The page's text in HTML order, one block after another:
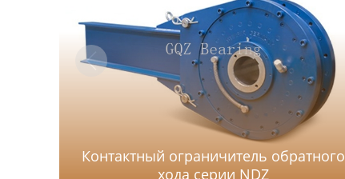
Контактный ограничитель обратного
хода серии NDZ